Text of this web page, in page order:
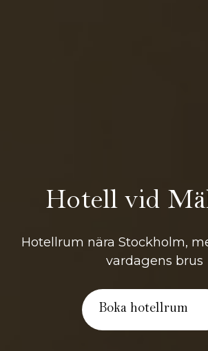
Hotell vid
Hotellrum nära Stockholm,
vardagens brus
Boka hotellrum